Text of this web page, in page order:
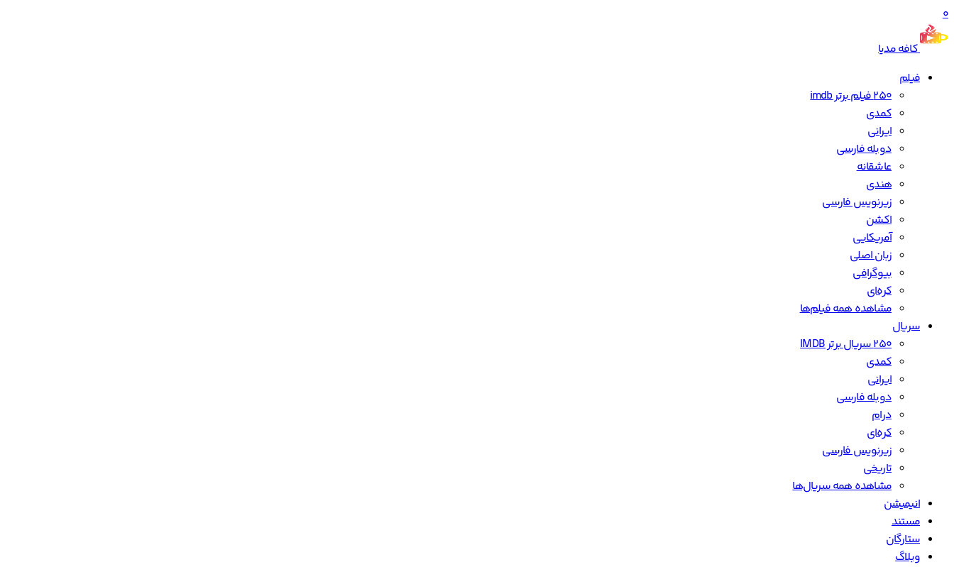
0
کافه مدیا
فیلم
250 فیلم برتر imdb
کمدی
ایرانی
دوبله فارسی
عاشقانه
هندی
زیرنویس فارسی
اکشن
آمریکایی
زبان اصلی
بیوگرافی
کره‌ای
مشاهده همه فیلم‌ها
سریال
۲۵۰ سریال برتر IMDB
کمدی
ایرانی
دوبله فارسی
درام
کره‌ای
زیرنویس فارسی
تاریخی
مشاهده همه سریال‌ها
انیمیشن
مستند
ستارگان
وبلاگ